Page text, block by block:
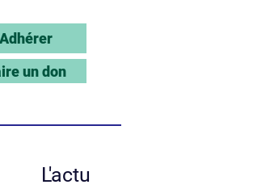
Adhérer
un don
L'actu